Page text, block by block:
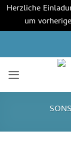
Herzliche
um